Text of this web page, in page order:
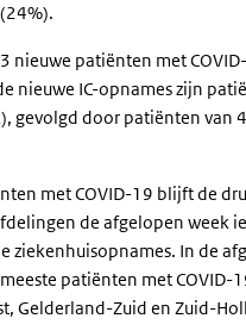
nieuwe patiënten met
nieuwe IC-opnames zijn
gevolgd door patiënten van
met COVID-19 blijft de
de afgelopen week
ziekenhuisopnames. In de
patiënten met
Gelderland-Zuid en Zuid-